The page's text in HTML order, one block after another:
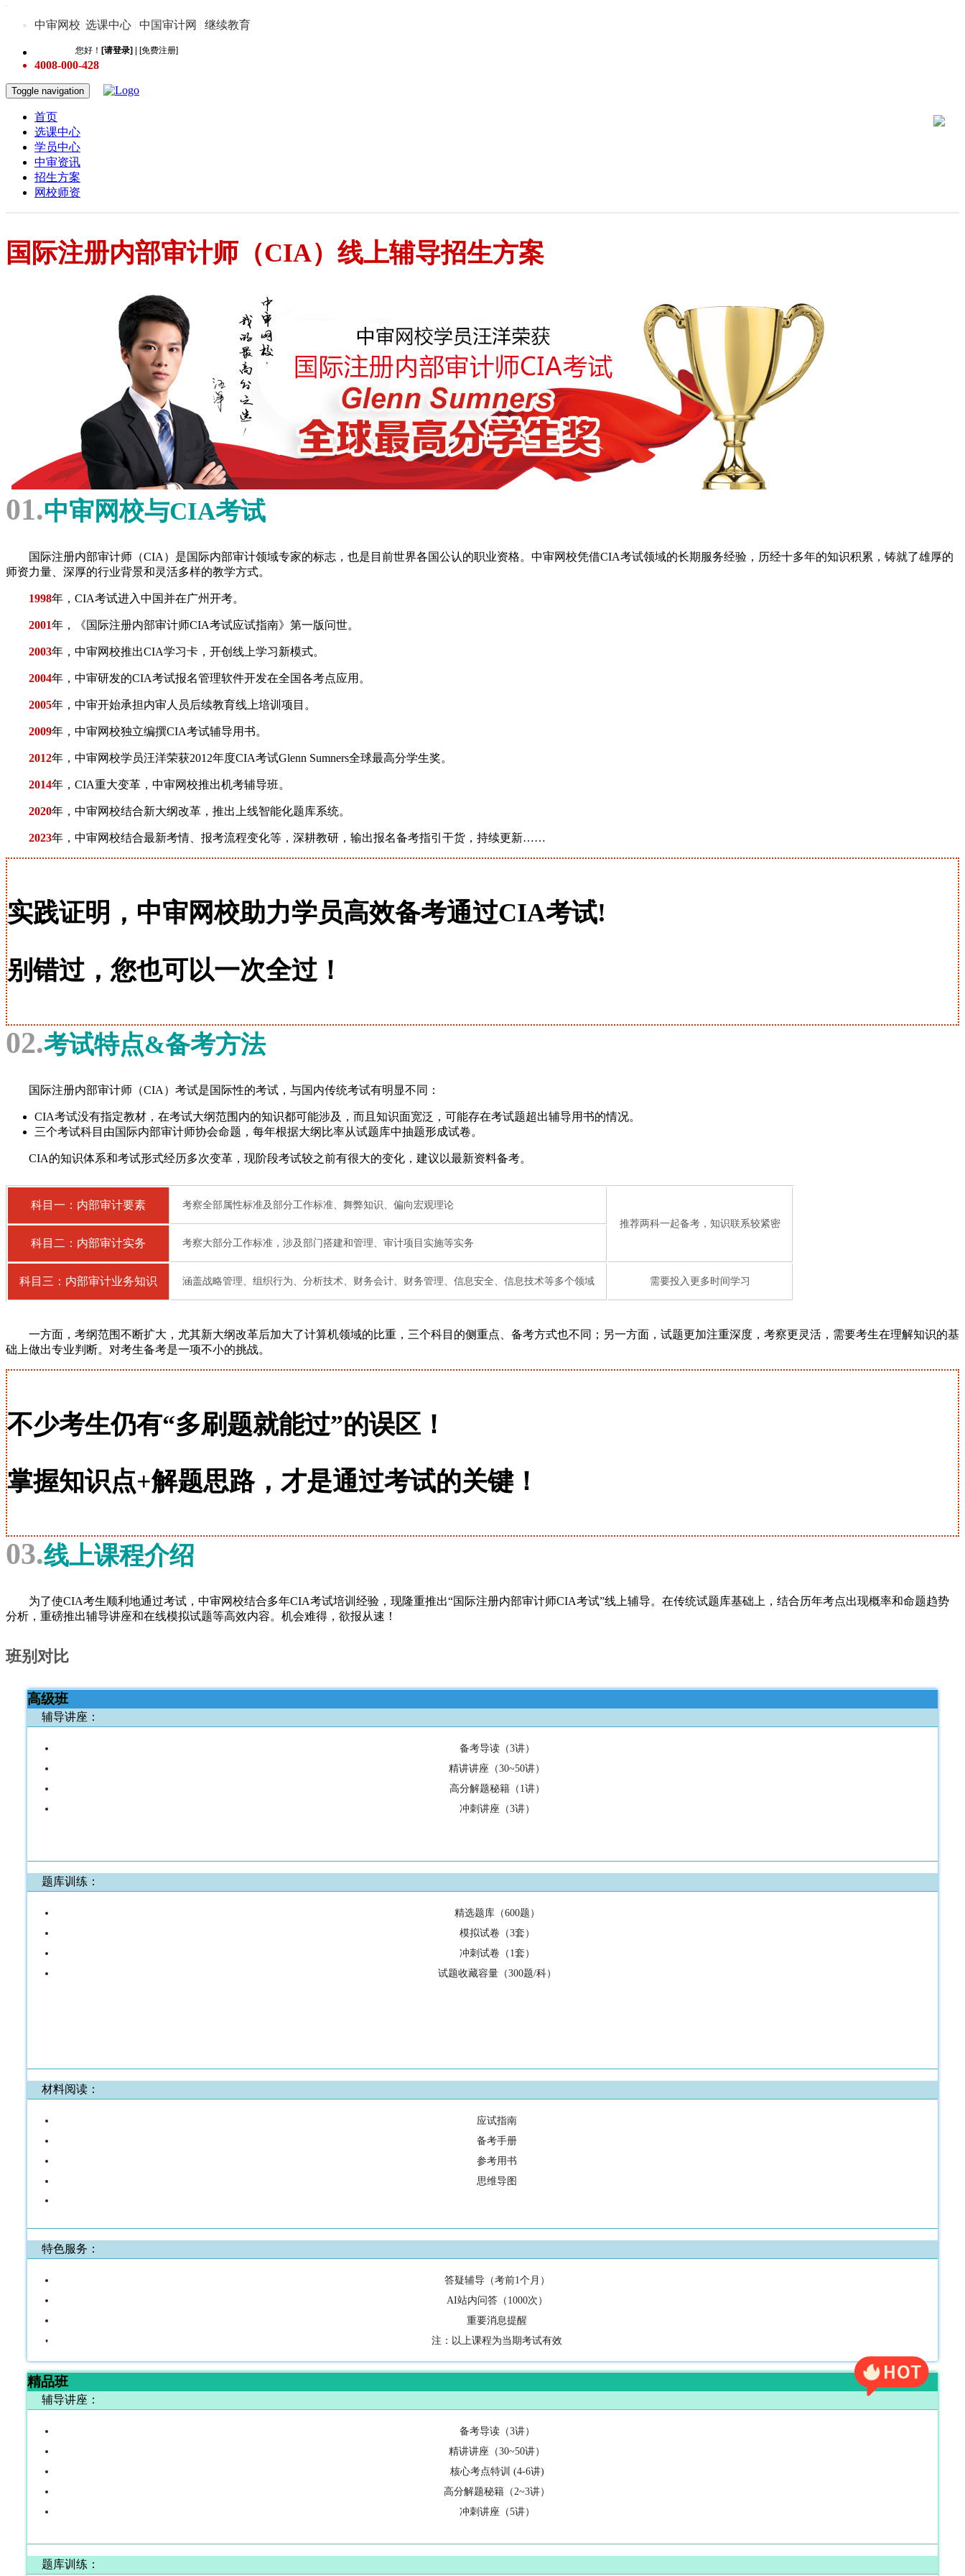
中审网校 选课中心 中国审计网 继续教育
4008-000-428
Toggle navigation
首页
选课中心
学员中心
中审资讯
招生方案
网校师资
国际注册内部审计师（CIA）线上辅导招生方案
01.中审网校与CIA考试
国际注册内部审计师（CIA）是国际内部审计领域专家的标志，也是目前世界各国公认的职业资格。中审网校凭借CIA考试领域的长期服务经验，历经十多年的知识积累，铸就了雄厚的
师资力量、深厚的行业背景和灵活多样的教学方式。
1998年，CIA考试进入中国并在广州开考。
2001年，《国际注册内部审计师CIA考试应试指南》第一版问世。
2003年，中审网校推出CIA学习卡，开创线上学习新模式。
2004年，中审研发的CIA考试报名管理软件开发在全国各考点应用。
2005年，中审开始承担内审人员后续教育线上培训项目。
2009年，中审网校独立编撰CIA考试辅导用书。
2012年，中审网校学员汪洋荣获2012年度CIA考试Glenn Sumners全球最高分学生奖。
2014年，CIA重大变革，中审网校推出机考辅导班。
2020年，中审网校结合新大纲改革，推出上线智能化题库系统。
2023年，中审网校结合最新考情、报考流程变化等，深耕教研，输出报名备考指引干货，持续更新……
实践证明，中审网校助力学员高效备考通过CIA考试!
别错过，您也可以一次全过！
02.考试特点&备考方法
国际注册内部审计师（CIA）考试是国际性的考试，与国内传统考试有明显不同：
CIA考试没有指定教材，在考试大纲范围内的知识都可能涉及，而且知识面宽泛， 可能存在考试题超出辅导用书的情况。
三个考试科目由国际内部审计师协会命题，每年根据大纲比率从试题库中抽题形成试卷。
CIA的知识体系和考试形式经历多次变革，现阶段考试较之前有很大的变化，建议以最新资料备考。
科目一：内部审计要素
考察全部属性标准及部分工作标准、舞弊知识、偏向宏观理论
推荐两科一起备考，知识联系较紧密
科目二：内部审计实务 考察大部分工作标准，涉及部门搭建和管理、审计项目实施等实务
科目三：内部审计业务知识 涵盖战略管理、组织行为、分析技术、财务会计、财务管理、信息安全、信息技术等多个领域 需要投入更多时间学习
一方面，考纲范围不断扩大，尤其新大纲改革后加大了计算机领域的比重，三个科目的侧重点、备考方式也不同；另一方面，试题更加注重深度，考察更灵活，需要考生在理解知识的基
础上做出专业判断。对考生备考是一项不小的挑战。
不少考生仍有“多刷题就能过”的误区！
掌握知识点+解题思路， 才是通过考试的关键！
03.线上课程介绍
为了使CIA考生顺利地通过考试，中审网校结合多年CIA考试培训经验，现隆重推出“国际注册内部审计师CIA考试”线上辅导。在传统试题库基础上，结合历年考点出现概率和命题趋势
分析，重磅推出辅导讲座和在线模拟试题等高效内容。机会难得，欲报从速！
班别对比
高级班
辅导讲座：
备考导读（3讲）
精讲讲座（30~50讲）
高分解题秘籍（1讲）
冲刺讲座（3讲）
题库训练：
精选题库（600题）
模拟试卷（3套）
冲刺试卷（1套）
试题收藏容量（300题/科）
材料阅读：
应试指南
备考手册
参考用书
思维导图
特色服务：
答疑辅导（考前1个月）
AI站内问答（1000次）
重要消息提醒
注：以上课程为当期考试有效
立即购买
精品班
辅导讲座：
备考导读（3讲）
精讲讲座（30~50讲）
核心考点特训 (4-6讲)
高分解题秘籍（2~3讲）
冲刺讲座（5讲）
题库训练：